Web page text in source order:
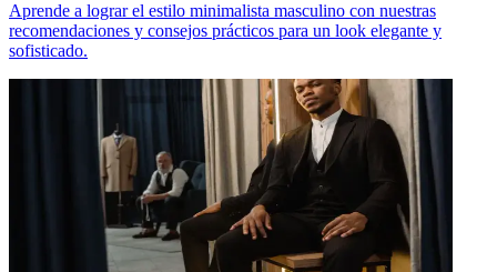
Aprende a lograr el estilo minimalista masculino con nuestras
recomendaciones y consejos prácticos para un look elegante y
sofisticado.